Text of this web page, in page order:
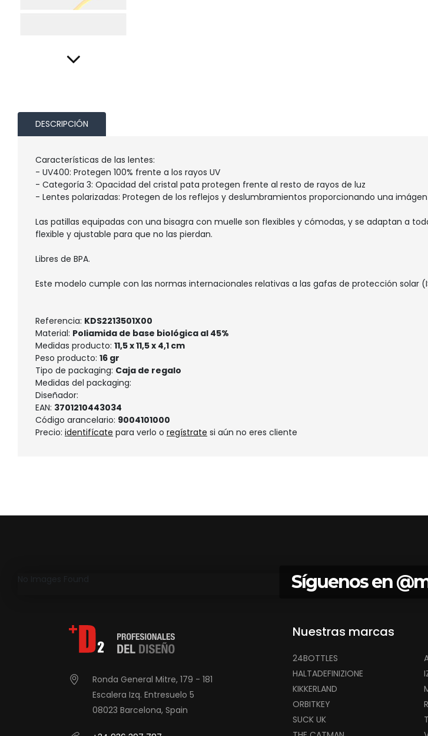
DESCRIPCIÓN
Características de las lentes:
- UV400: Protegen 100% frente a los rayos UV
- Categoría 3: Opacidad del cristal pata protegen frente al resto de rayos de luz
- Lentes polarizadas: Protegen de los reflejos y deslumbramientos proporcionando una
Las patillas equipadas con una bisagra con muelle son flexibles y cómodas, y se adaptan a
flexible y ajustable para que no las pierdan.
Libres de BPA.
Este modelo cumple con las normas internacionales relativas a las gafas de protección solar
Referencia: KDS2213501X00
Material: Poliamida de base biológica al 45%
Medidas producto: 11,5 x 11,5 x 4,1 cm
Peso producto: 16 gr
Tipo de packaging: Caja de regalo
Medidas del packaging:
Diseñador:
EAN: 3701210443034
Código arancelario: 9004101000
Precio: identifícate para verlo o regístrate si aún no eres cliente
Síguenos en
Ronda General Mitre, 179 - 181
Escalera Izq. Entresuelo 5
08023 Barcelona, Spain
Nuestras marcas
24BOTTLES
HALTADEFINIZIONE
KIKKERLAND
ORBITKEY
SUCK UK